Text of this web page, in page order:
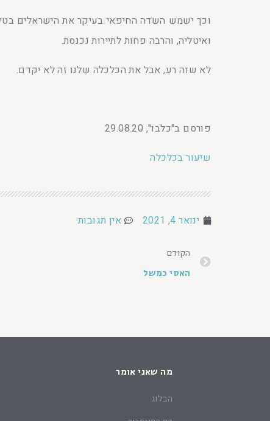
וכך ישמש השדה החיפאי בעיקר את הישראלים
ואיטליה, והרבה פחות לתיירות נכנסת.
לא שזה רע, אבל את הכלכלה שלנו זה לא יקדם.
פורסם ב"כלבו", 29.08.20
שיעור בכלכלה
ינואר 4, 2021 אין תגובות
הקודם
האסי כמשל
מה שאני אומר
הבלוג